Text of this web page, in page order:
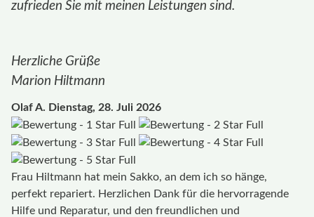
zufrieden Sie mit meinen Leistungen sind.
Herzliche Grüße
Marion Hiltmann
Olaf A. Dienstag, 28. Juli 2026
Frau Hiltmann hat mein Sakko, an dem ich so hänge,
perfekt repariert. Herzlichen Dank für die hervorragende
Hilfe und Reparatur, und den freundlichen und